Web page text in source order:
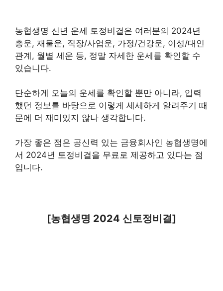
농협생명 신년 운세 토정비결은 여러분의 2024년
총운, 재물운, 직장/사업운, 가정/건강운, 이성/대인
관계, 월별 세운 등, 정말 자세한 운세를 확인할 수
있습니다.
단순하게 오늘의 운세를 확인할 뿐만 아니라, 입력
했던 정보를 바탕으로 이렇게 세세하게 알려주기 때
문에 더 재미있지 않나 생각합니다.
가장 좋은 점은 공신력 있는 금융회사인 농협생명에
서 2024년 토정비결을 무료로 제공하고 있다는 점
입니다.
[농협생명 2024 신토정비결]